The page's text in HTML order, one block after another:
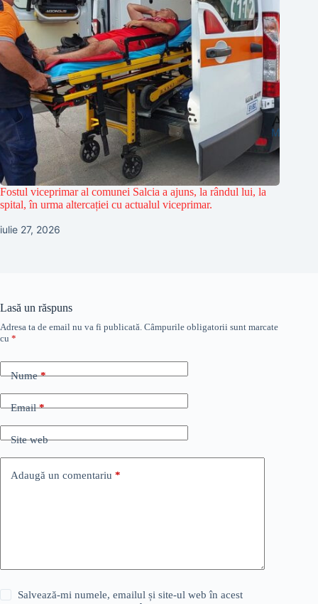
Fostul viceprimar al comunei Salcia a ajuns, la rândul lui, la
spital, în urma altercației cu actualul viceprimar.
iulie 27, 2026
Lasă un răspuns
Adresa ta de email nu va fi publicată. Câmpurile obligatorii sunt marcate
cu *
Nume*
Email*
Site web
Adaugă un comentariu *
Salvează-mi numele, emailul și site-ul web în acest